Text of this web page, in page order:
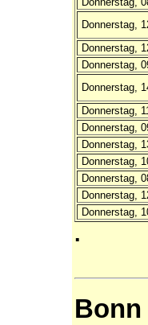
Donnerstag,
Donnerstag,
Donnerstag,
Donnerstag,
Donnerstag,
Donnerstag,
Donnerstag,
Donnerstag,
Donnerstag,
Donnerstag,
Donnerstag,
.
Bonn